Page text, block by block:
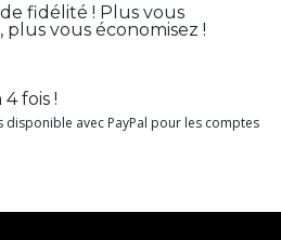
fidélité ! Plus vous
vous économisez !
fois !
disponible avec PayPal pour les comptes